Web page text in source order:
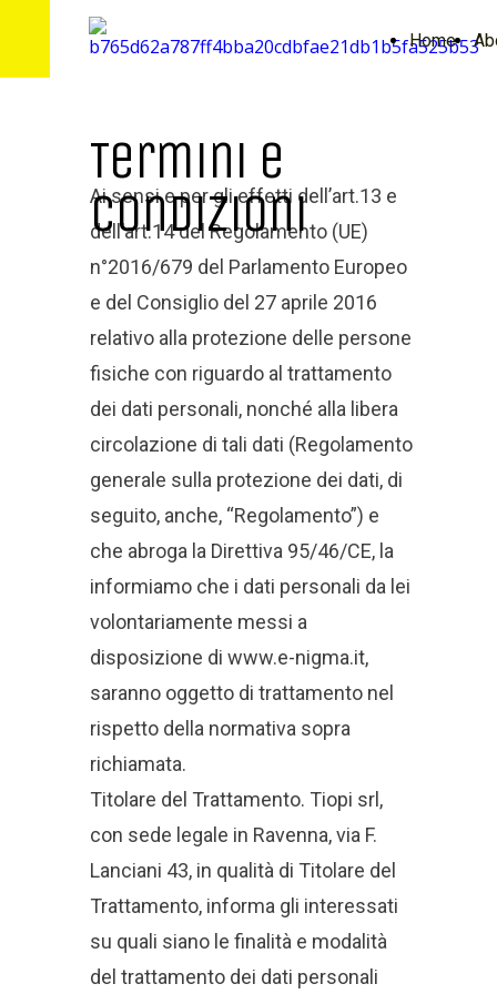
Home
Termini e
Condizioni
Ai sensi e per gli effetti dell’art.13 e
dell’art.14 del Regolamento (UE)
n°2016/679 del Parlamento Europeo
e del Consiglio del 27 aprile 2016
relativo alla protezione delle persone
fisiche con riguardo al trattamento
dei dati personali, nonché alla libera
circolazione di tali dati (Regolamento
generale sulla protezione dei dati, di
seguito, anche, “Regolamento”) e
che abroga la Direttiva 95/46/CE, la
informiamo che i dati personali da lei
volontariamente messi a
disposizione di www.e-nigma.it,
saranno oggetto di trattamento nel
rispetto della normativa sopra
richiamata.
Titolare del Trattamento. Tiopi srl,
con sede legale in Ravenna, via F.
Lanciani 43, in qualità di Titolare del
Trattamento, informa gli interessati
su quali siano le finalità e modalità
del trattamento dei dati personali